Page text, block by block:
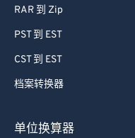
RAR 到 Zip
PST 到 EST
CST 到 EST
档案转换器
单位换算器